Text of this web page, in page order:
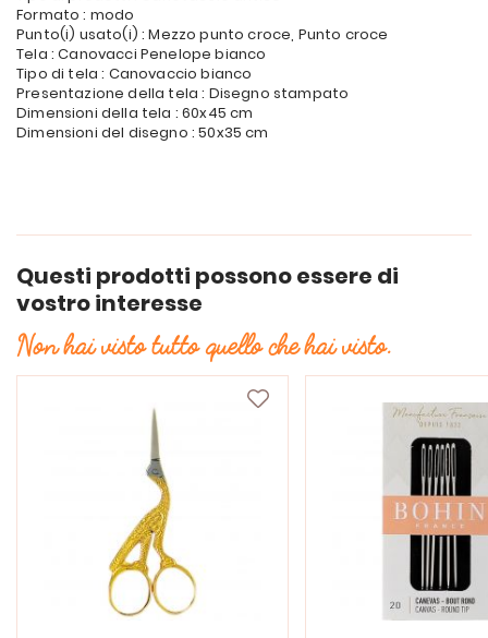
Formato : modo
Punto(i) usato(i) : Mezzo punto croce, Punto croce
Tela : Canovacci Penelope bianco
Tipo di tela : Canovaccio bianco
Presentazione della tela : Disegno stampato
Dimensioni della tela : 60x45 cm
Dimensioni del disegno : 50x35 cm
Questi prodotti possono essere di
vostro interesse
Non hai visto tutto quello che hai visto.